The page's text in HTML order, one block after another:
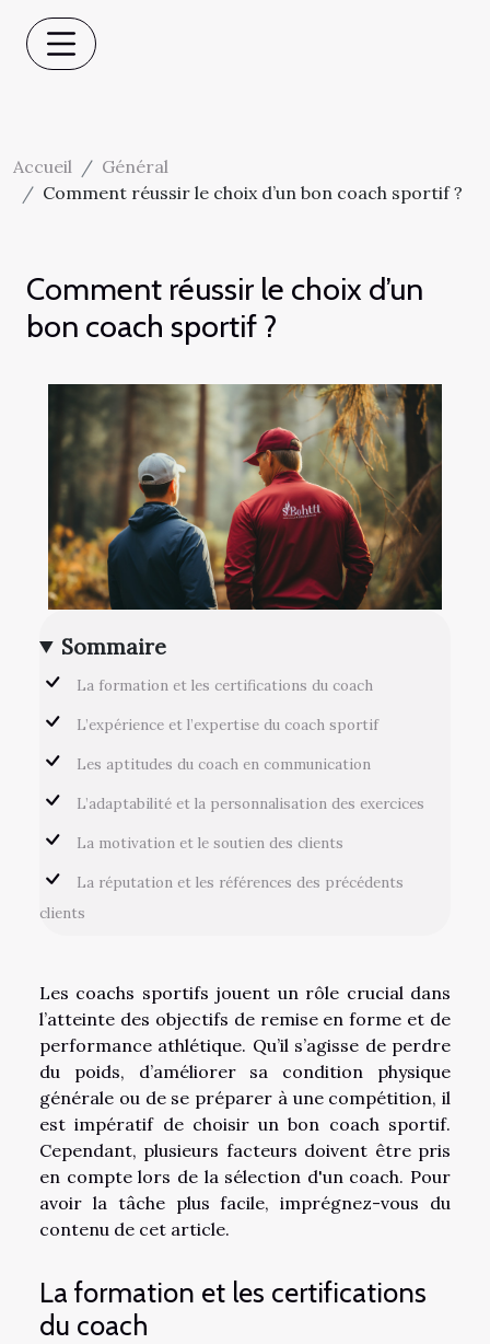
Accueil
Général
Comment réussir le choix d’un bon coach sportif ?
Comment réussir le choix d’un
bon coach sportif ?
Sommaire
La formation et les certifications du coach
L’expérience et l’expertise du coach sportif
Les aptitudes du coach en communication
L’adaptabilité et la personnalisation des exercices
La motivation et le soutien des clients
La réputation et les références des précédents
clients
Les coachs sportifs jouent un rôle crucial dans
l’atteinte des objectifs de remise en forme et de
performance athlétique. Qu’il s’agisse de perdre
du poids, d’améliorer sa condition physique
générale ou de se préparer à une compétition, il
est impératif de choisir un bon coach sportif.
Cependant, plusieurs facteurs doivent être pris
en compte lors de la sélection d'un coach. Pour
avoir la tâche plus facile, imprégnez-vous du
contenu de cet article.
La formation et les certifications
du coach